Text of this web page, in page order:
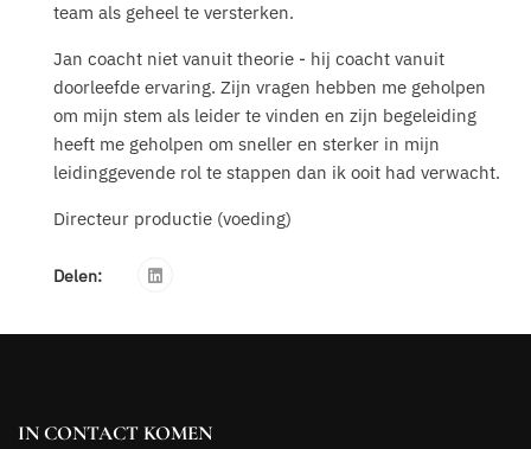
team als geheel te versterken.
Jan coacht niet vanuit theorie - hij coacht vanuit
doorleefde ervaring. Zijn vragen hebben me geholpen
om mijn stem als leider te vinden en zijn begeleiding
heeft me geholpen om sneller en sterker in mijn
leidinggevende rol te stappen dan ik ooit had verwacht.
Directeur productie (voeding)
Delen:
IN CONTACT KOMEN